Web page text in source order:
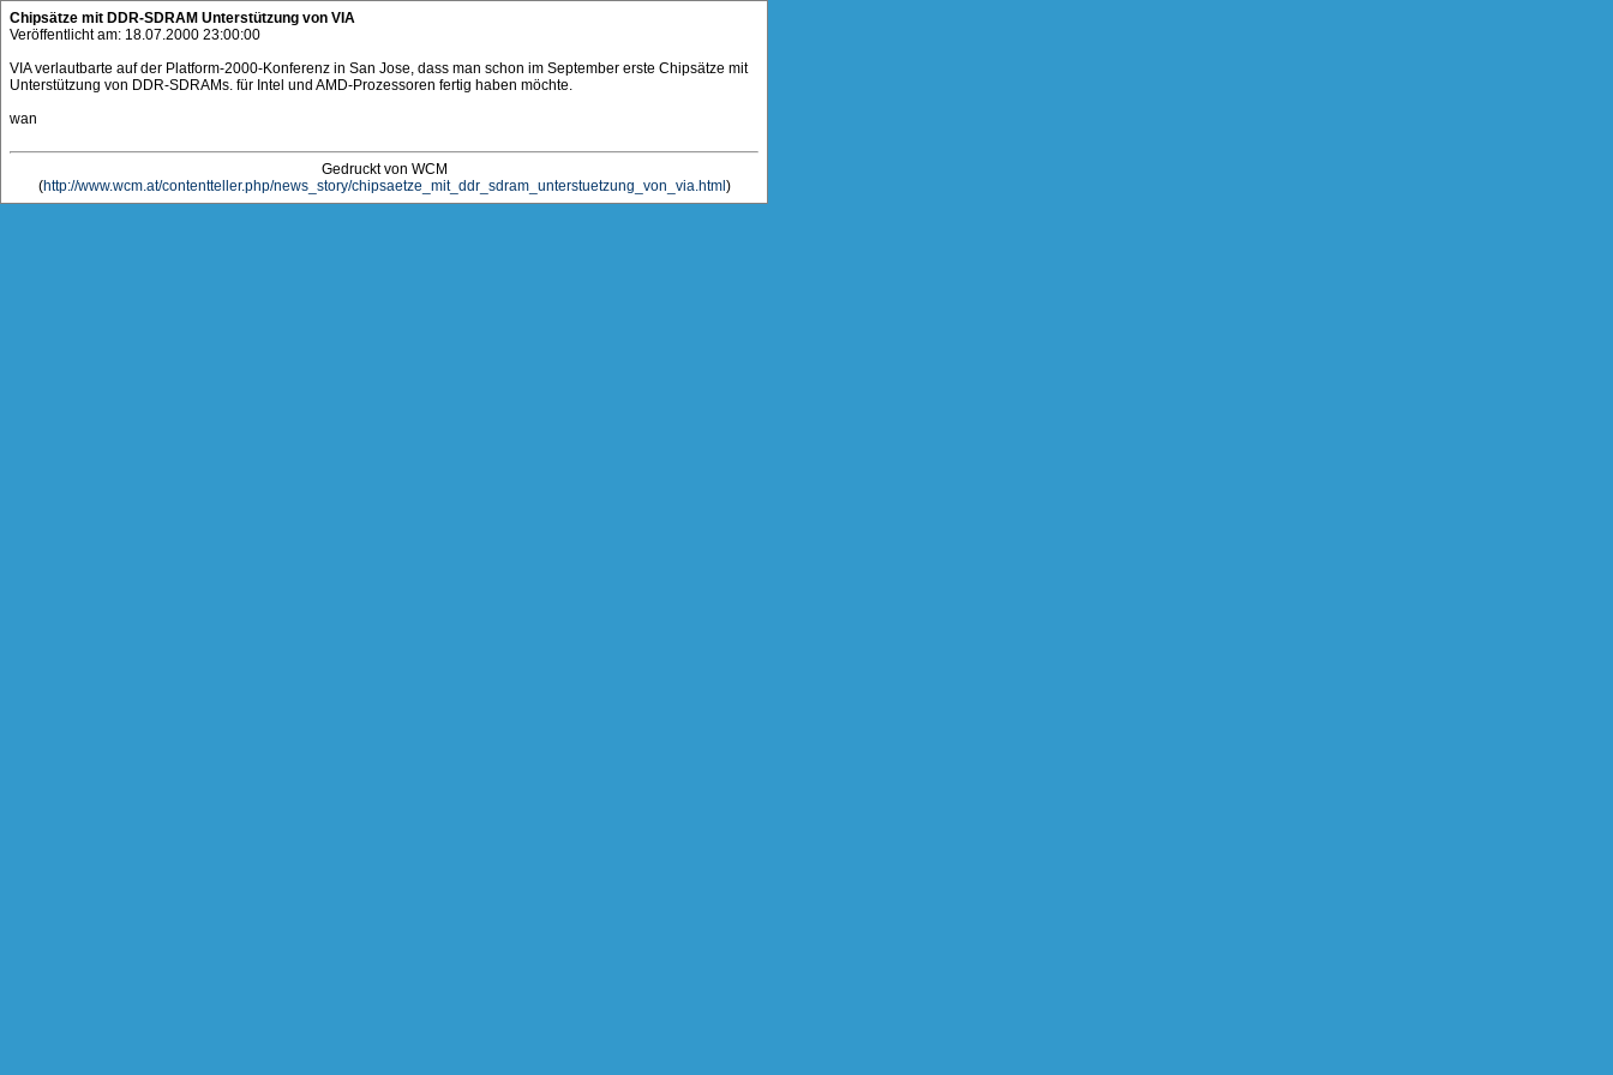
Chipsätze mit DDR-SDRAM Unterstützung von VIA
Veröffentlicht am: 18.07.2000 23:00:00
VIA verlautbarte auf der Platform-2000-Konferenz in San Jose, dass man schon im September erste Chipsätze mit
Unterstützung von DDR-SDRAMs. für Intel und AMD-Prozessoren fertig haben möchte.
wan
Gedruckt von WCM
(http://www.wcm.at/contentteller.php/news_story/chipsaetze_mit_ddr_sdram_unterstuetzung_von_via.html )